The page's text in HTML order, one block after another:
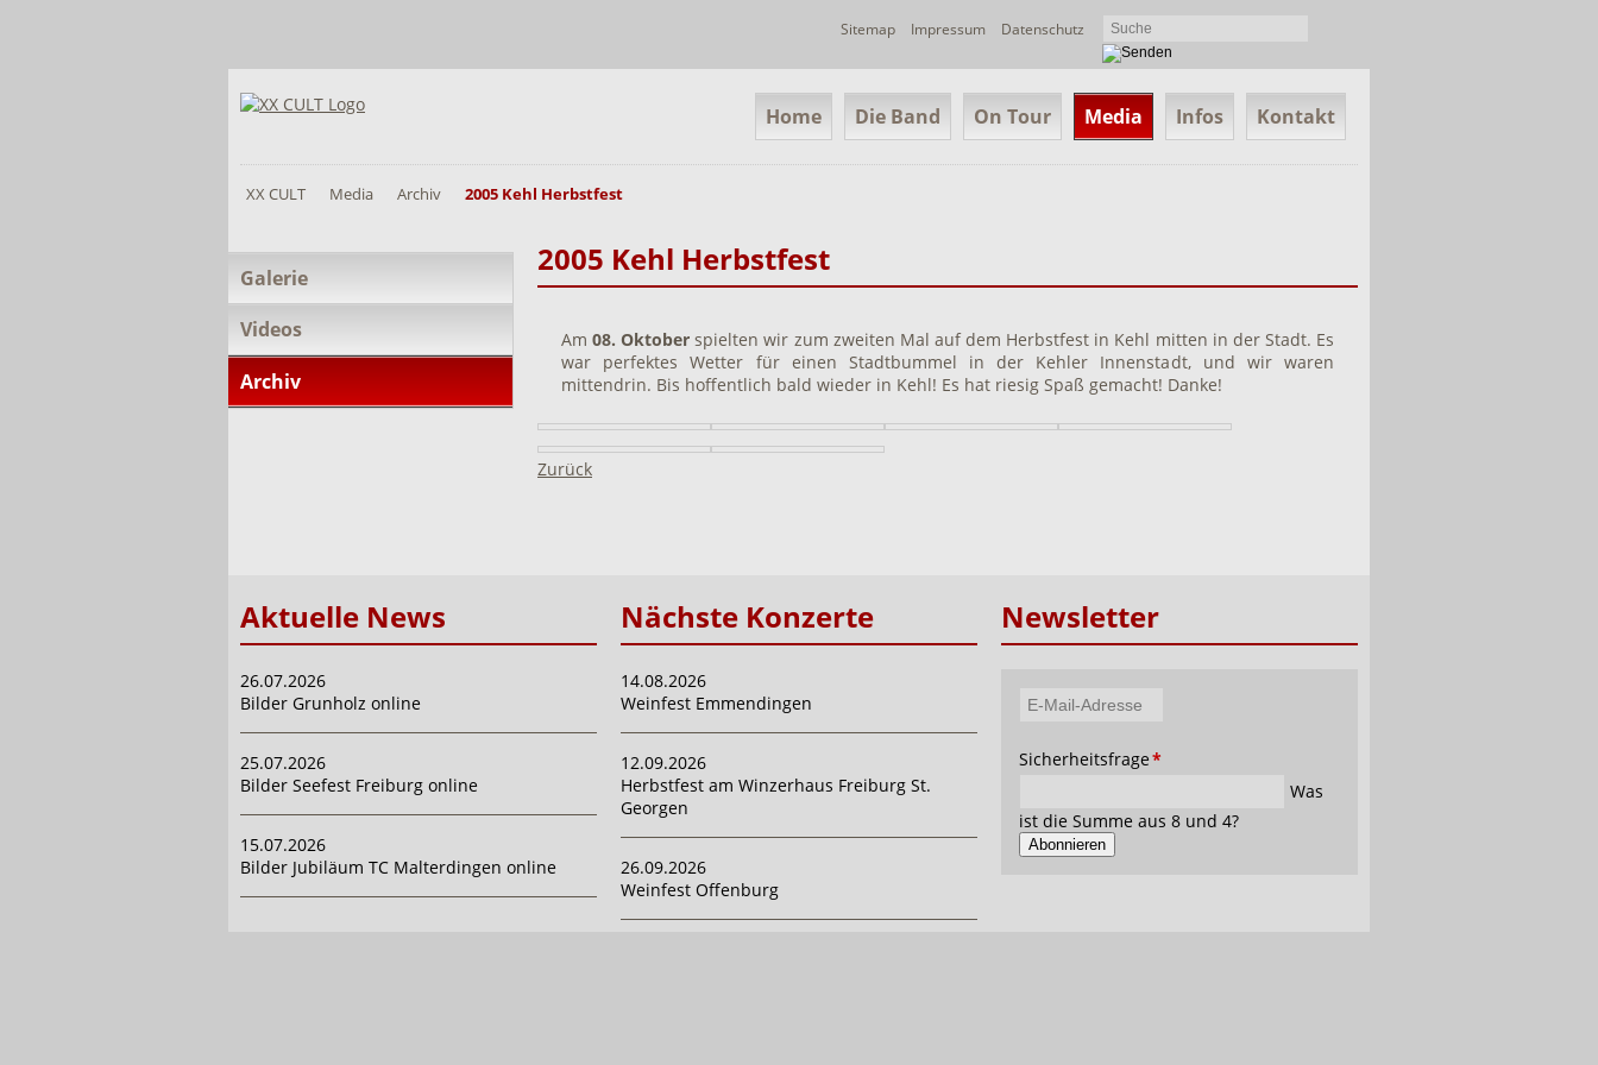
Navigation
Sitemap Impressum Datenschutz
überspringen
Home Die Band On Tour Media Infos Kontakt
XX CULT Media Archiv 2005 Kehl Herbstfest
2005 Kehl Herbstfest
Am 08. Oktober spielten wir zum zweiten Mal auf dem Herbstfest in Kehl mitten in der Stadt. Es
war perfektes Wetter für einen Stadtbummel in der Kehler Innenstadt, und wir waren
mittendrin. Bis hoffentlich bald wieder in Kehl! Es hat riesig Spaß gemacht! Danke!
Zurück
Navigation
überspringen
Galerie
Videos
Archiv
Aktuelle News
26.07.2026
Bilder Grunholz online
25.07.2026
Bilder Seefest Freiburg online
15.07.2026
Bilder Jubiläum TC Malterdingen online
Nächste Konzerte
14.08.2026
Weinfest Emmendingen
12.09.2026
Herbstfest am Winzerhaus Freiburg St.
Georgen
26.09.2026
Weinfest Offenburg
Newsletter
Adresse
Pflichtfeld
Sicherheitsfrage*
Was
ist die Summe aus 8 und 4?
Abonnieren